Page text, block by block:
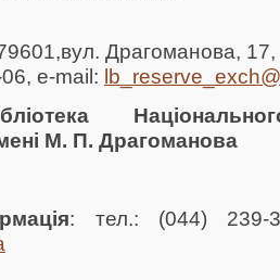
Драгоманова, 17,
e-mail:
М. П. Драгоманова
: тел.: (044)